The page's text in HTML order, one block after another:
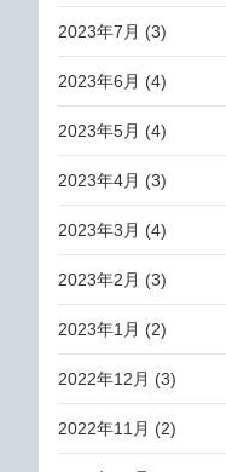
2023年7月 (3)
2023年6月 (4)
2023年5月 (4)
2023年4月 (3)
2023年3月 (4)
2023年2月 (3)
2023年1月 (2)
2022年12月 (3)
2022年11月 (2)